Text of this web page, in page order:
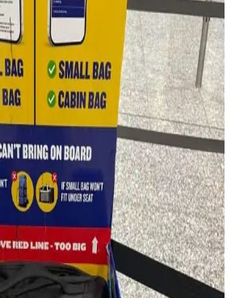
ile 15 Günlük Yaz
Verimli Paketleme
çantasıyla 15 günlük yaz seyahati için
yöntemleri, ergonomik özellikler ve
Çantası: Minimal Tasarım ve
6 Aylık Değerlendirme
cebi olmadan tasarım bütünlüğü ve
16 litrelik kapasitesi, dayanıklı malzemesi
kullanım ve kısa seyahatler için
Bag Seyahat Rehberi: Teknikler
Eleştirel Bir Değerlendirme